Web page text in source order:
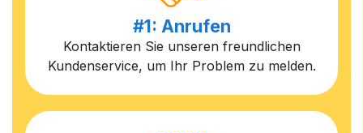
#1: Anrufen
Kontaktieren Sie unseren freundlichen
Kundenservice, um Ihr Problem zu melden.